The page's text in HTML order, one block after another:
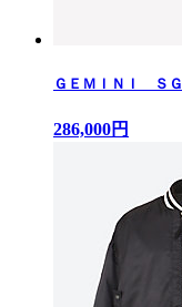
ＧＥＭＩＮＩ ＳＧ
286,000円